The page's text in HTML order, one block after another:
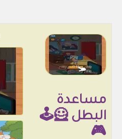
مساعدة
البطل 🦸🕹️
🎮